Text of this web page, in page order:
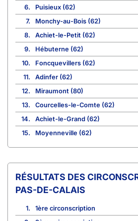
6.
Puisieux (62)
7.
Monchy-au-Bois (62)
8.
Achiet-le-Petit (62)
9.
Hébuterne (62)
10.
Foncquevillers (62)
11.
Adinfer (62)
12.
Miraumont (80)
13.
Courcelles-le-Comte (62)
14.
Achiet-le-Grand (62)
15.
Moyenneville (62)
PAS-DE-CALAIS
1.
1ère circonscription